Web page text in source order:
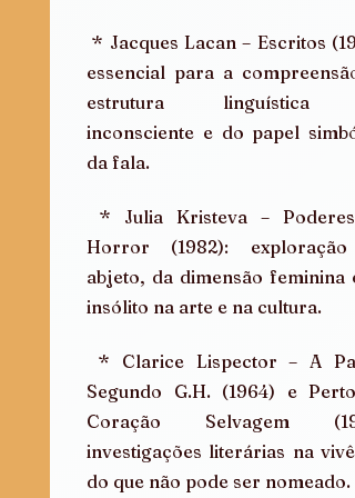
* Jacques Lacan – Escritos (1966):
essencial para a
estrutura linguística
inconsciente e do papel
da fala.
Horror (1982): exploração
abjeto, da dimensão feminina
insólito na arte e na cultura.
Segundo G.H. (1964) e
Coração Selvagem
investigações literárias na
do que não pode ser nomeado.